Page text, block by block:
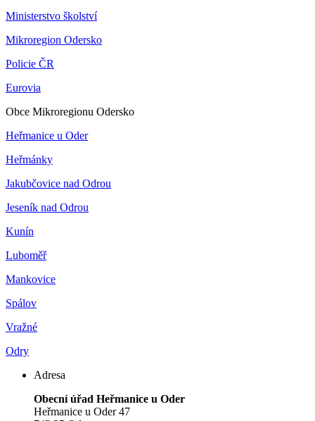
Ministerstvo školství
Mikroregion Odersko
Policie ČR
Eurovia
Obce Mikroregionu Odersko
Heřmanice u Oder
Heřmánky
Jakubčovice nad Odrou
Jeseník nad Odrou
Kunín
Luboměř
Mankovice
Spálov
Vražné
Odry
Adresa
Obecní úřad Heřmanice u Oder
Heřmanice u Oder 47